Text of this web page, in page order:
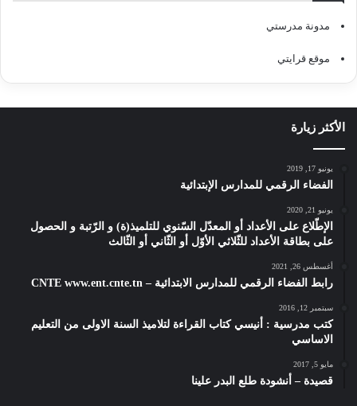
مدونة مدرستي
موقع قرايتي
الأكثر زيارة
يونيو 17, 2019
الفضاء الرقمي للمدارس الإبتدائية
يونيو 21, 2020
الإطّلاع على الأعداد أو المعدّل السّنوي للتلميذ(ة) و الرّتبة و الحصول
على بطاقة الأعداد للثّلاثي الأوّل أو الثّاني أو الثّالث
أغسطس 26, 2021
رابط الفضاء الرقمي للمدارس الابتدائية – CNTE www.ent.cnte.tn
سبتمبر 12, 2016
كتب مدرسية : أنيسي كتاب القراءة لتلاميذ السنة الاولى من التعليم
الاساسي
مايو 5, 2017
قصيدة – أنشودة طلع البدر علينا